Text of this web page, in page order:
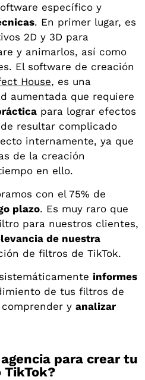
específico y
. En primer lugar, es
2D y 3D para
y animarlos, así como
El software de creación
House, es una
aumentada que requiere
para lograr efectos
resultar complicado
internamente, ya que
de la creación
en ello.
con el 75% de
plazo. Es muy raro que
para nuestros clientes,
de nuestra
de filtros de TikTok.
informes
de tus filtros de
y analizar
para crear tu